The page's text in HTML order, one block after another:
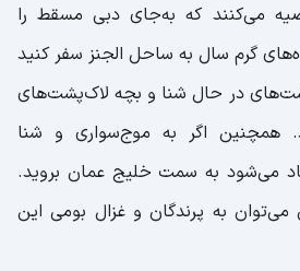
می‌کنند که به‌جای دبی مسقط را
گرم سال به ساحل الجنز سفر کنید
در حال شنا و بچه لاک‌پشت‌های
همچنین اگر به موج‌سواری و شنا
می‌شود به سمت خلیج عمان بروید.
می‌توان به پرندگان و غزال بومی این